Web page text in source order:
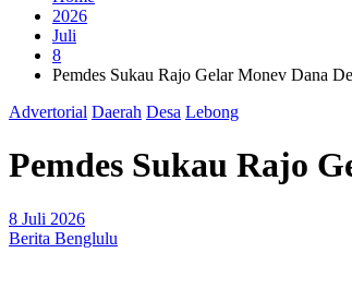
2026
Juli
8
Pemdes Sukau Rajo Gelar Monev Dana
Advertorial Daerah Desa Lebong
Pemdes Sukau Rajo
8 Juli 2026
Berita Benglulu